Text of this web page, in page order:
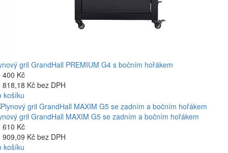
gril GrandHall PREMIUM G4 s bočním hořákem
400 Kč
818,18 Kč bez DPH
košíku
gril GrandHall MAXIM G5 se zadním a bočním hořákem
610 Kč
909,09 Kč bez DPH
košíku